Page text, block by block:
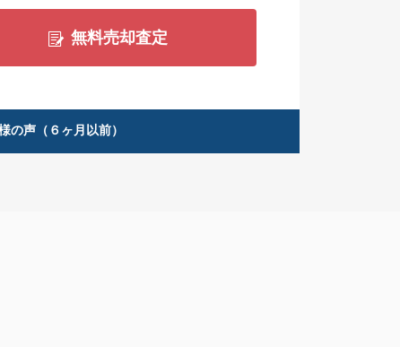
無料売却査定
の声（６ヶ月以前）